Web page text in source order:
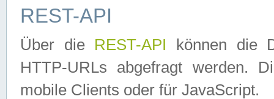
REST-API
Über die REST-API können die
HTTP-URLs abgefragt werden.
mobile Clients oder für JavaScript.